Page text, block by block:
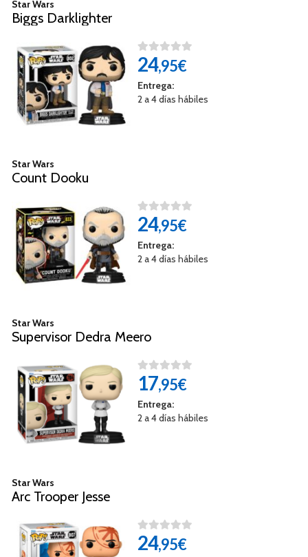
Star Wars
Biggs Darklighter
24,95€
Entrega:
2 a 4 días hábiles
Star Wars
Count Dooku
24,95€
Entrega:
2 a 4 días hábiles
Star Wars
Supervisor Dedra Meero
17,95€
Entrega:
2 a 4 días hábiles
Star Wars
Arc Trooper Jesse
24,95€